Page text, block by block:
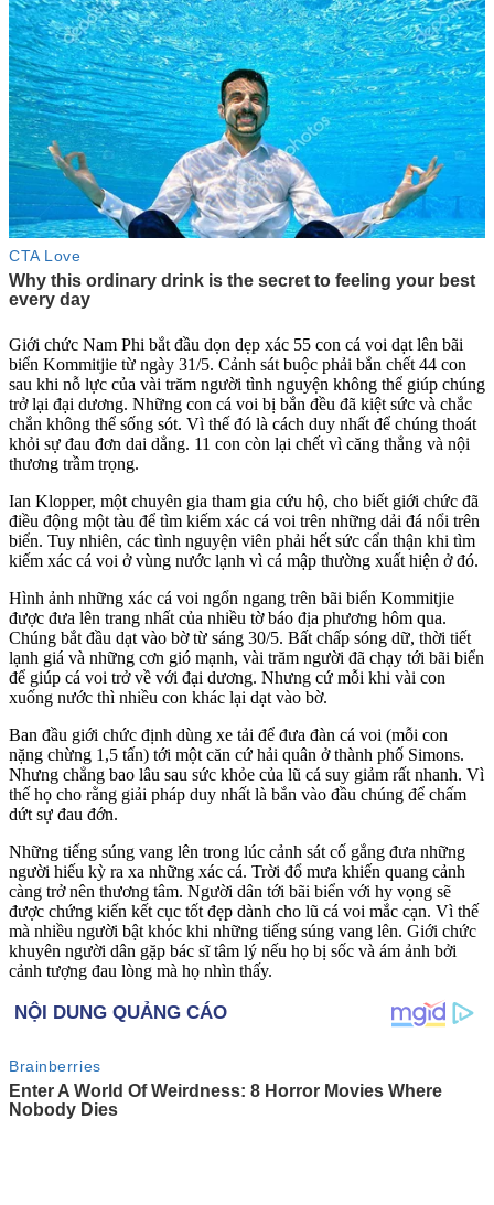
Giới chức Nam Phi bắt đầu dọn dẹp xác 55 con cá voi dạt lên bãi
biển Kommitjie từ ngày 31/5. Cảnh sát buộc phải bắn chết 44 con
sau khi nỗ lực của vài trăm người tình nguyện không thể giúp chúng
trở lại đại dương. Những con cá voi bị bắn đều đã kiệt sức và chắc
chắn không thể sống sót. Vì thế đó là cách duy nhất để chúng thoát
khỏi sự đau đơn dai dẳng. 11 con còn lại chết vì căng thẳng và nội
thương trầm trọng.
Ian Klopper, một chuyên gia tham gia cứu hộ, cho biết giới chức đã
điều động một tàu để tìm kiếm xác cá voi trên những dải đá nổi trên
biển. Tuy nhiên, các tình nguyện viên phải hết sức cẩn thận khi tìm
kiếm xác cá voi ở vùng nước lạnh vì cá mập thường xuất hiện ở đó.
Hình ảnh những xác cá voi ngổn ngang trên bãi biển Kommitjie
được đưa lên trang nhất của nhiều tờ báo địa phương hôm qua.
Chúng bắt đầu dạt vào bờ từ sáng 30/5. Bất chấp sóng dữ, thời tiết
lạnh giá và những cơn gió mạnh, vài trăm người đã chạy tới bãi biển
để giúp cá voi trở về với đại dương. Nhưng cứ mỗi khi vài con
xuống nước thì nhiều con khác lại dạt vào bờ.
Ban đầu giới chức định dùng xe tải để đưa đàn cá voi (mỗi con
nặng chừng 1,5 tấn) tới một căn cứ hải quân ở thành phố Simons.
Nhưng chẳng bao lâu sau sức khỏe của lũ cá suy giảm rất nhanh. Vì
thế họ cho rằng giải pháp duy nhất là bắn vào đầu chúng để chấm
dứt sự đau đớn.
Những tiếng súng vang lên trong lúc cảnh sát cố gắng đưa những
người hiếu kỳ ra xa những xác cá. Trời đổ mưa khiến quang cảnh
càng trở nên thương tâm. Người dân tới bãi biển với hy vọng sẽ
được chứng kiến kết cục tốt đẹp dành cho lũ cá voi mắc cạn. Vì thế
mà nhiều người bật khóc khi những tiếng súng vang lên. Giới chức
khuyên người dân gặp bác sĩ tâm lý nếu họ bị sốc và ám ảnh bởi
cảnh tượng đau lòng mà họ nhìn thấy.